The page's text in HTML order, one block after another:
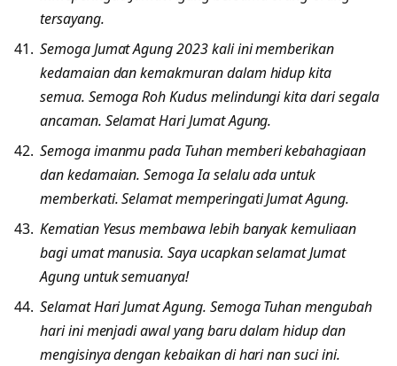
tersayang.
Semoga Jumat Agung 2023 kali ini memberikan
kedamaian dan kemakmuran dalam hidup kita
semua. Semoga Roh Kudus melindungi kita dari segala
ancaman. Selamat Hari Jumat Agung.
Semoga imanmu pada Tuhan memberi kebahagiaan
dan kedamaian. Semoga Ia selalu ada untuk
memberkati. Selamat memperingati Jumat Agung.
Kematian Yesus membawa lebih banyak kemuliaan
bagi umat manusia. Saya ucapkan selamat Jumat
Agung untuk semuanya!
Selamat Hari Jumat Agung. Semoga Tuhan mengubah
hari ini menjadi awal yang baru dalam hidup dan
mengisinya dengan kebaikan di hari nan suci ini.